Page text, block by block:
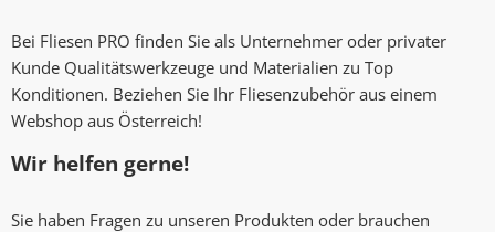
Bei Fliesen PRO finden Sie als Unternehmer oder privater
Kunde Qualitätswerkzeuge und Materialien zu Top
Konditionen. Beziehen Sie Ihr Fliesenzubehör aus einem
Webshop aus Österreich!
Wir helfen gerne!
Sie haben Fragen zu unseren Produkten oder brauchen